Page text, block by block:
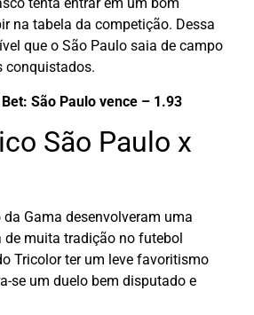
na tabela da competição. Dessa
que o São Paulo saia de campo
conquistados.
São Paulo vence – 1.93
São Paulo x
Gama desenvolveram uma
de muita tradição no futebol
Tricolor ter um leve favoritismo
se um duelo bem disputado e